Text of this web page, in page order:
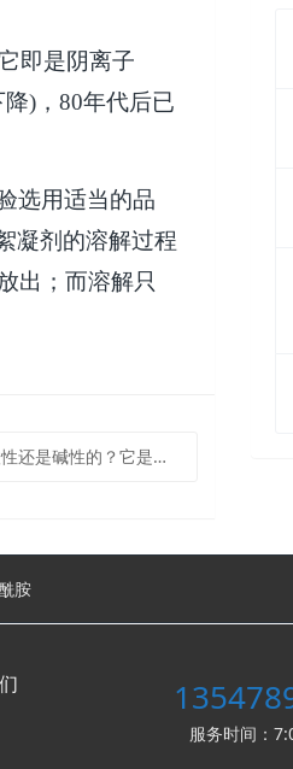
即是阴离子
降) ， 80年代后已
选用适当的品
凝剂的溶解过程
出；而溶解只
？它是怎么生产出来的？
胺
服务时间：